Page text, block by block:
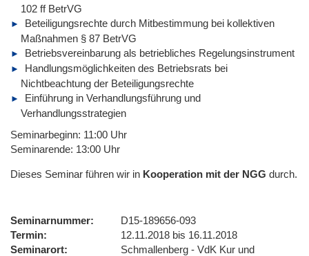
102 ff BetrVG
Beteiligungsrechte durch Mitbestimmung bei kollektiven
Maßnahmen § 87 BetrVG
Betriebsvereinbarung als betriebliches Regelungsinstrument
Handlungsmöglichkeiten des Betriebsrats bei
Nichtbeachtung der Beteiligungsrechte
Einführung in Verhandlungsführung und
Verhandlungsstrategien
Seminarbeginn: 11:00 Uhr
Seminarende: 13:00 Uhr
Dieses Seminar führen wir in Kooperation mit der NGG durch.
Seminarnummer
D15-189656-093
Termin
12.11.2018 bis 16.11.2018
Seminarort
Schmallenberg - VdK Kur und